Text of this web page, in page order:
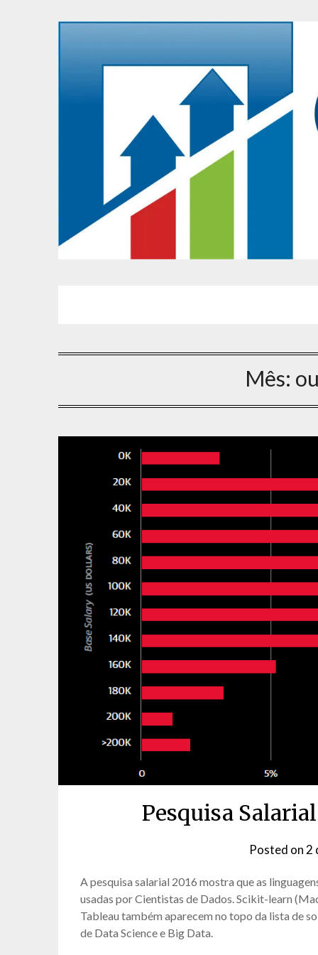
Mês:
Pesquisa
Posted on 2
A pesquisa salarial 2016 mostra que as
usadas por Cientistas de Dados. Scikit-learn
Tableau também aparecem no topo da lista de
de Data Science e Big Data.